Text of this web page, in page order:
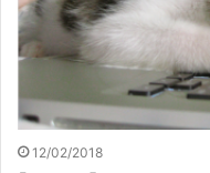
12/02/2018